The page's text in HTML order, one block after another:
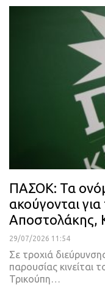
ΠΑΣΟΚ: Τα
ακούγονται
Αποστολάκης,
29/07/2026 11:54
Σε τροχιά
παρουσίας κινείται
Τρικούπη…